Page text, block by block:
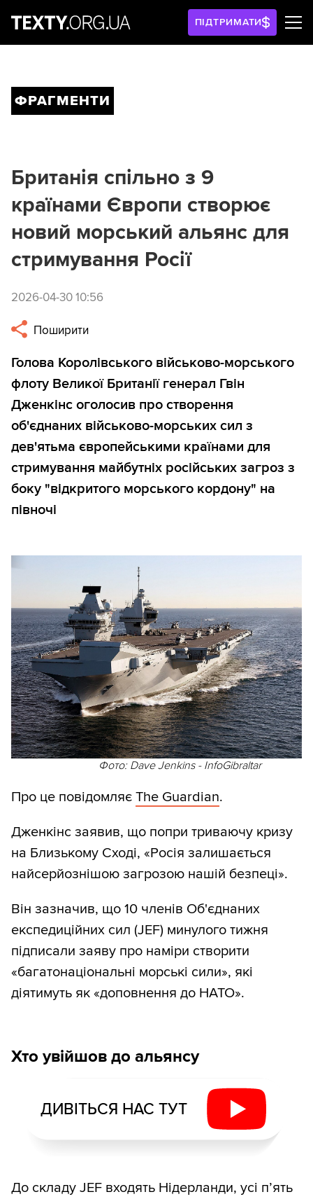
ПІДТРИМАТИ
ФРАГМЕНТИ
Британія спільно з 9
країнами Європи створює
новий морський альянс для
стримування Росії
2026-04-30 10:56
Поширити
Голова Королівського військово-морського
флоту Великої Британії генерал Гвін
Дженкінс оголосив про створення
об'єднаних військово-морських сил з
дев'ятьма європейськими країнами для
стримування майбутніх російських загроз з
боку "відкритого морського кордону" на
півночі
Фото: Dave Jenkins - InfoGibraltar
Про це повідомляє The Guardian.
Дженкінс заявив, що попри триваючу кризу
на Близькому Сході, «Росія залишається
найсерйознішою загрозою нашій безпеці».
Він зазначив, що 10 членів Об'єднаних
експедиційних сил (JEF) минулого тижня
підписали заяву про наміри створити
«багатонаціональні морські сили», які
діятимуть як «доповнення до НАТО».
Хто увійшов до альянсу
ДИВІТЬСЯ НАС ТУТ
До складу JEF входять Нідерланди, усі п’ять